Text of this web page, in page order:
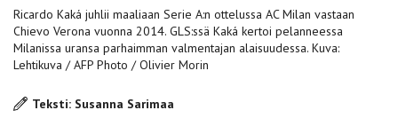
Ricardo Kaká juhlii maaliaan Serie A:n ottelussa AC Milan vastaan
Chievo Verona vuonna 2014. GLS:ssä Kaká kertoi pelanneessa
Milanissa uransa parhaimman valmentajan alaisuudessa. Kuva:
Lehtikuva / AFP Photo / Olivier Morin
Teksti: Susanna Sarimaa